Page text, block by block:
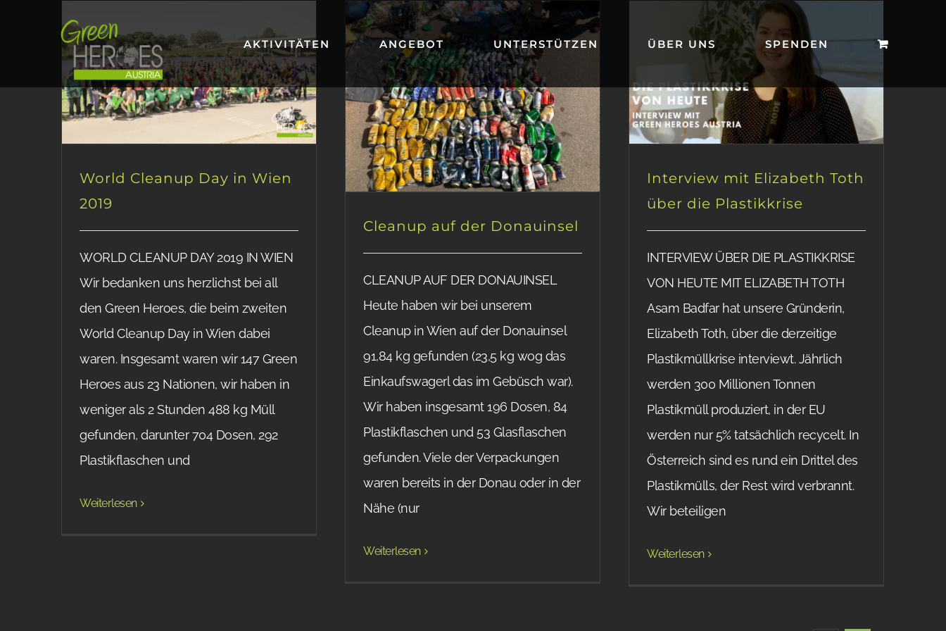
AKTIVITÄTEN ANGEBOT UNTERSTÜTZEN ÜBER UNS SPENDEN
World Cleanup Day in Wien
2019
World Cleanup Day in Wien
2019
WORLD CLEANUP DAY 2019 IN WIEN
Wir bedanken uns herzlichst bei all
den Green Heroes, die beim zweiten
World Cleanup Day in Wien dabei
waren. Insgesamt waren wir 147 Green
Heroes aus 23 Nationen, wir haben in
weniger als 2 Stunden 488 kg Müll
gefunden, darunter 704 Dosen, 292
Plastikflaschen und
Weiterlesen
Cleanup auf der
Donauinsel
Cleanup auf der Donauinsel
CLEANUP AUF DER DONAUINSEL
Heute haben wir bei unserem
Cleanup in Wien auf der Donauinsel
91,84 kg gefunden (23,5 kg wog das
Einkaufswagerl das im Gebüsch war).
Wir haben insgesamt 196 Dosen, 84
Plastikflaschen und 53 Glasflaschen
gefunden. Viele der Verpackungen
waren bereits in der Donau oder in der
Nähe (nur
Weiterlesen
Toth über die Plastikkrise
Interview mit Elizabeth Toth
über die Plastikkrise
INTERVIEW ÜBER DIE PLASTIKKRISE
VON HEUTE MIT ELIZABETH TOTH
Asam Badfar hat unsere Gründerin,
Elizabeth Toth, über die derzeitige
Plastikmüllkrise interviewt. Jährlich
werden 300 Millionen Tonnen
Plastikmüll produziert, in der EU
werden nur 5% tatsächlich recycelt. In
Österreich sind es rund ein Drittel des
Plastikmülls, der Rest wird verbrannt.
Wir beteiligen
Weiterlesen